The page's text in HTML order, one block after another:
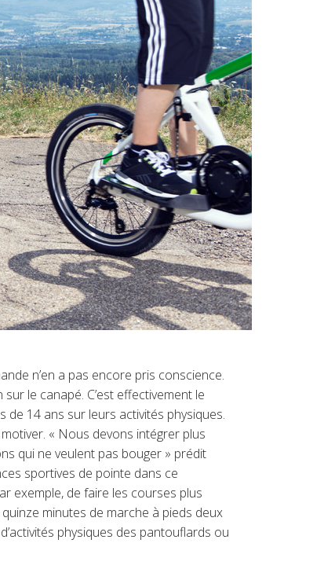
n’en a pas encore pris conscience.
le canapé. C’est effectivement le
de 14 ans sur leurs activités physiques.
« Nous devons intégrer plus
qui ne veulent pas bouger » prédit
sportives de pointe dans ce
exemple, de faire les courses plus
minutes de marche à pieds deux
physiques des pantouflards ou